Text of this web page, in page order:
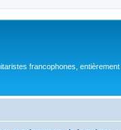
francophones, entièrement